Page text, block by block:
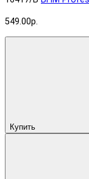
549.00р.
Купить